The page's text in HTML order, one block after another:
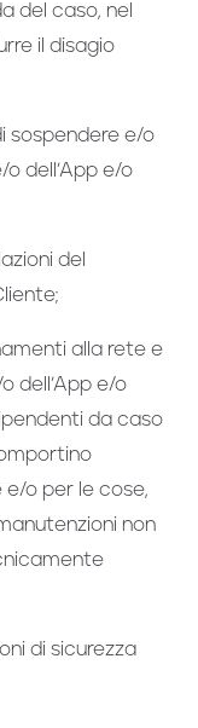
del caso, nel
il disagio
sospendere e/o
dell’App e/o
del
alla rete e
dell’App e/o
da caso
e/o per le cose,
non
di sicurezza